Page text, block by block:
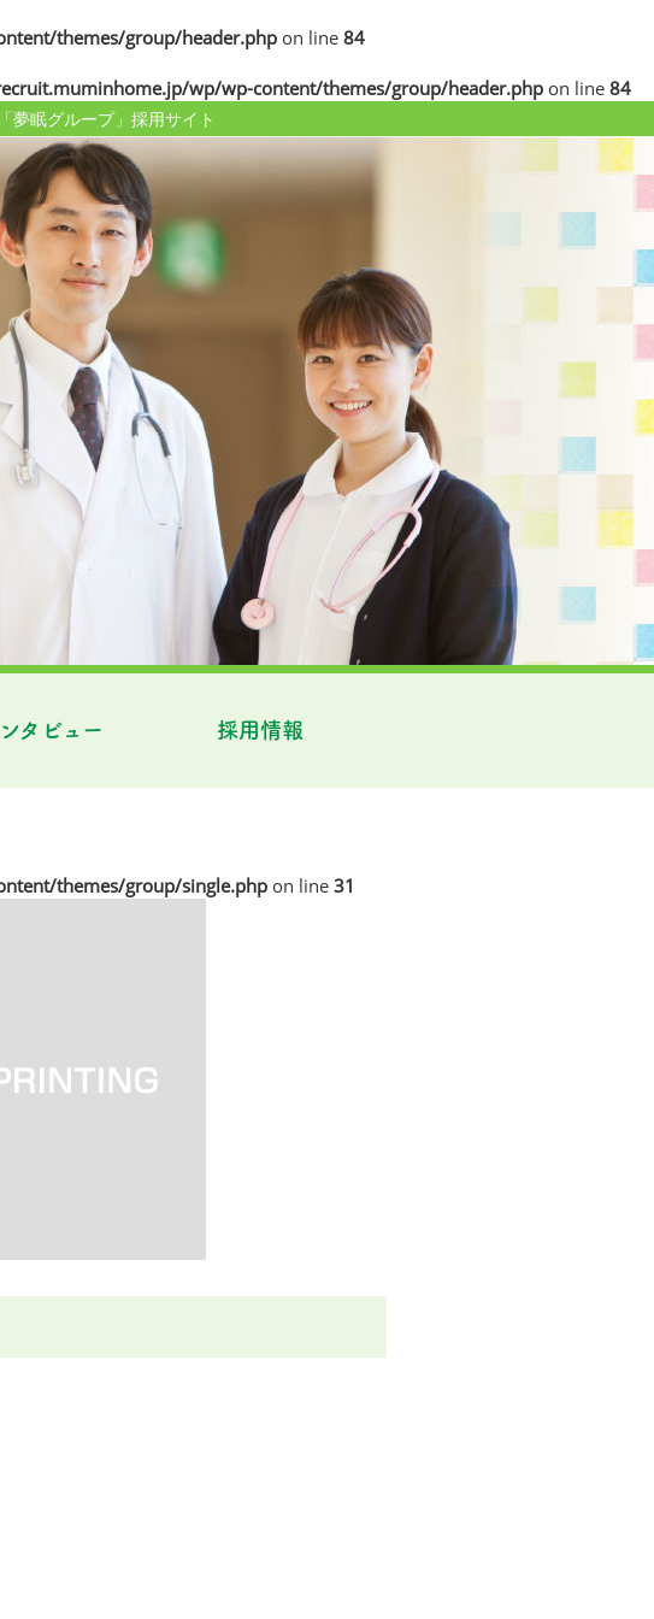
themes/group/header.php on line 84
wp/wp-content/themes/group/header.php on line 84
夢眠グループ」採用サイト
タビュー 採用情報
themes/group/single.php on line 31
wp/wp-